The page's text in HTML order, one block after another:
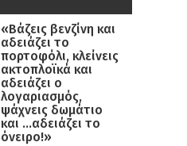
«Βάζεις βενζίνη και
αδειάζει το
πορτοφόλι, κλείνεις
ακτοπλοϊκά και
αδειάζει ο
λογαριασμός,
ψάχνεις δωμάτιο
και …αδειάζει το
όνειρο!»